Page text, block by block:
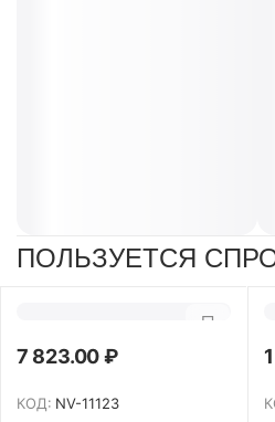
ПОЛЬЗУЕТСЯ
7 823.00₽
КОД: NV-11123